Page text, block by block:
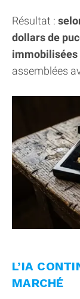
Résultat :
dollars de
immobilisées
assemblées
L’IA
MARCHÉ